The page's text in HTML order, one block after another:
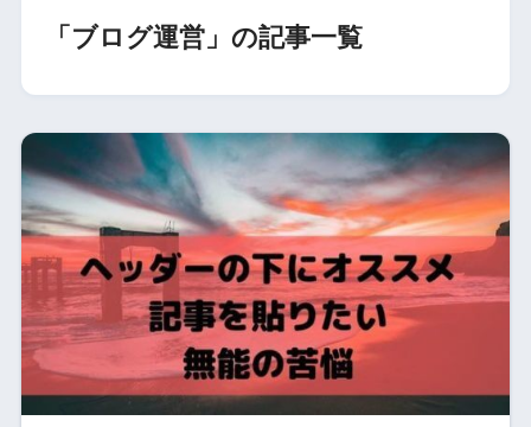
「ブログ運営」の記事一覧